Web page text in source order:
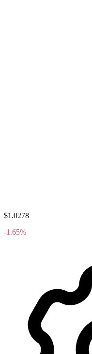
$1.0278
-1.65%